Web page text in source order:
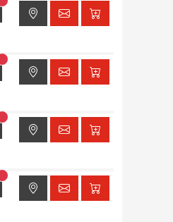
Brak dostępu do lokalizacji
Brak dostępu do lokalizacji
Brak dostępu do lokalizacji
Brak dostępu do lokalizacji